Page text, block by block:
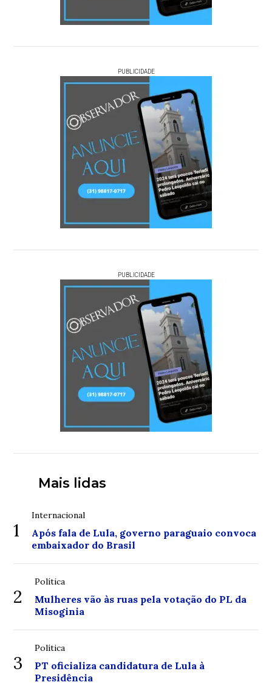
PUBLICIDADE
PUBLICIDADE
Mais lidas
1
Internacional
Após fala de Lula, governo paraguaio convoca
embaixador do Brasil
2
Política
Mulheres vão às ruas pela votação do PL da
Misoginia
3
Política
PT oficializa candidatura de Lula à
Presidência